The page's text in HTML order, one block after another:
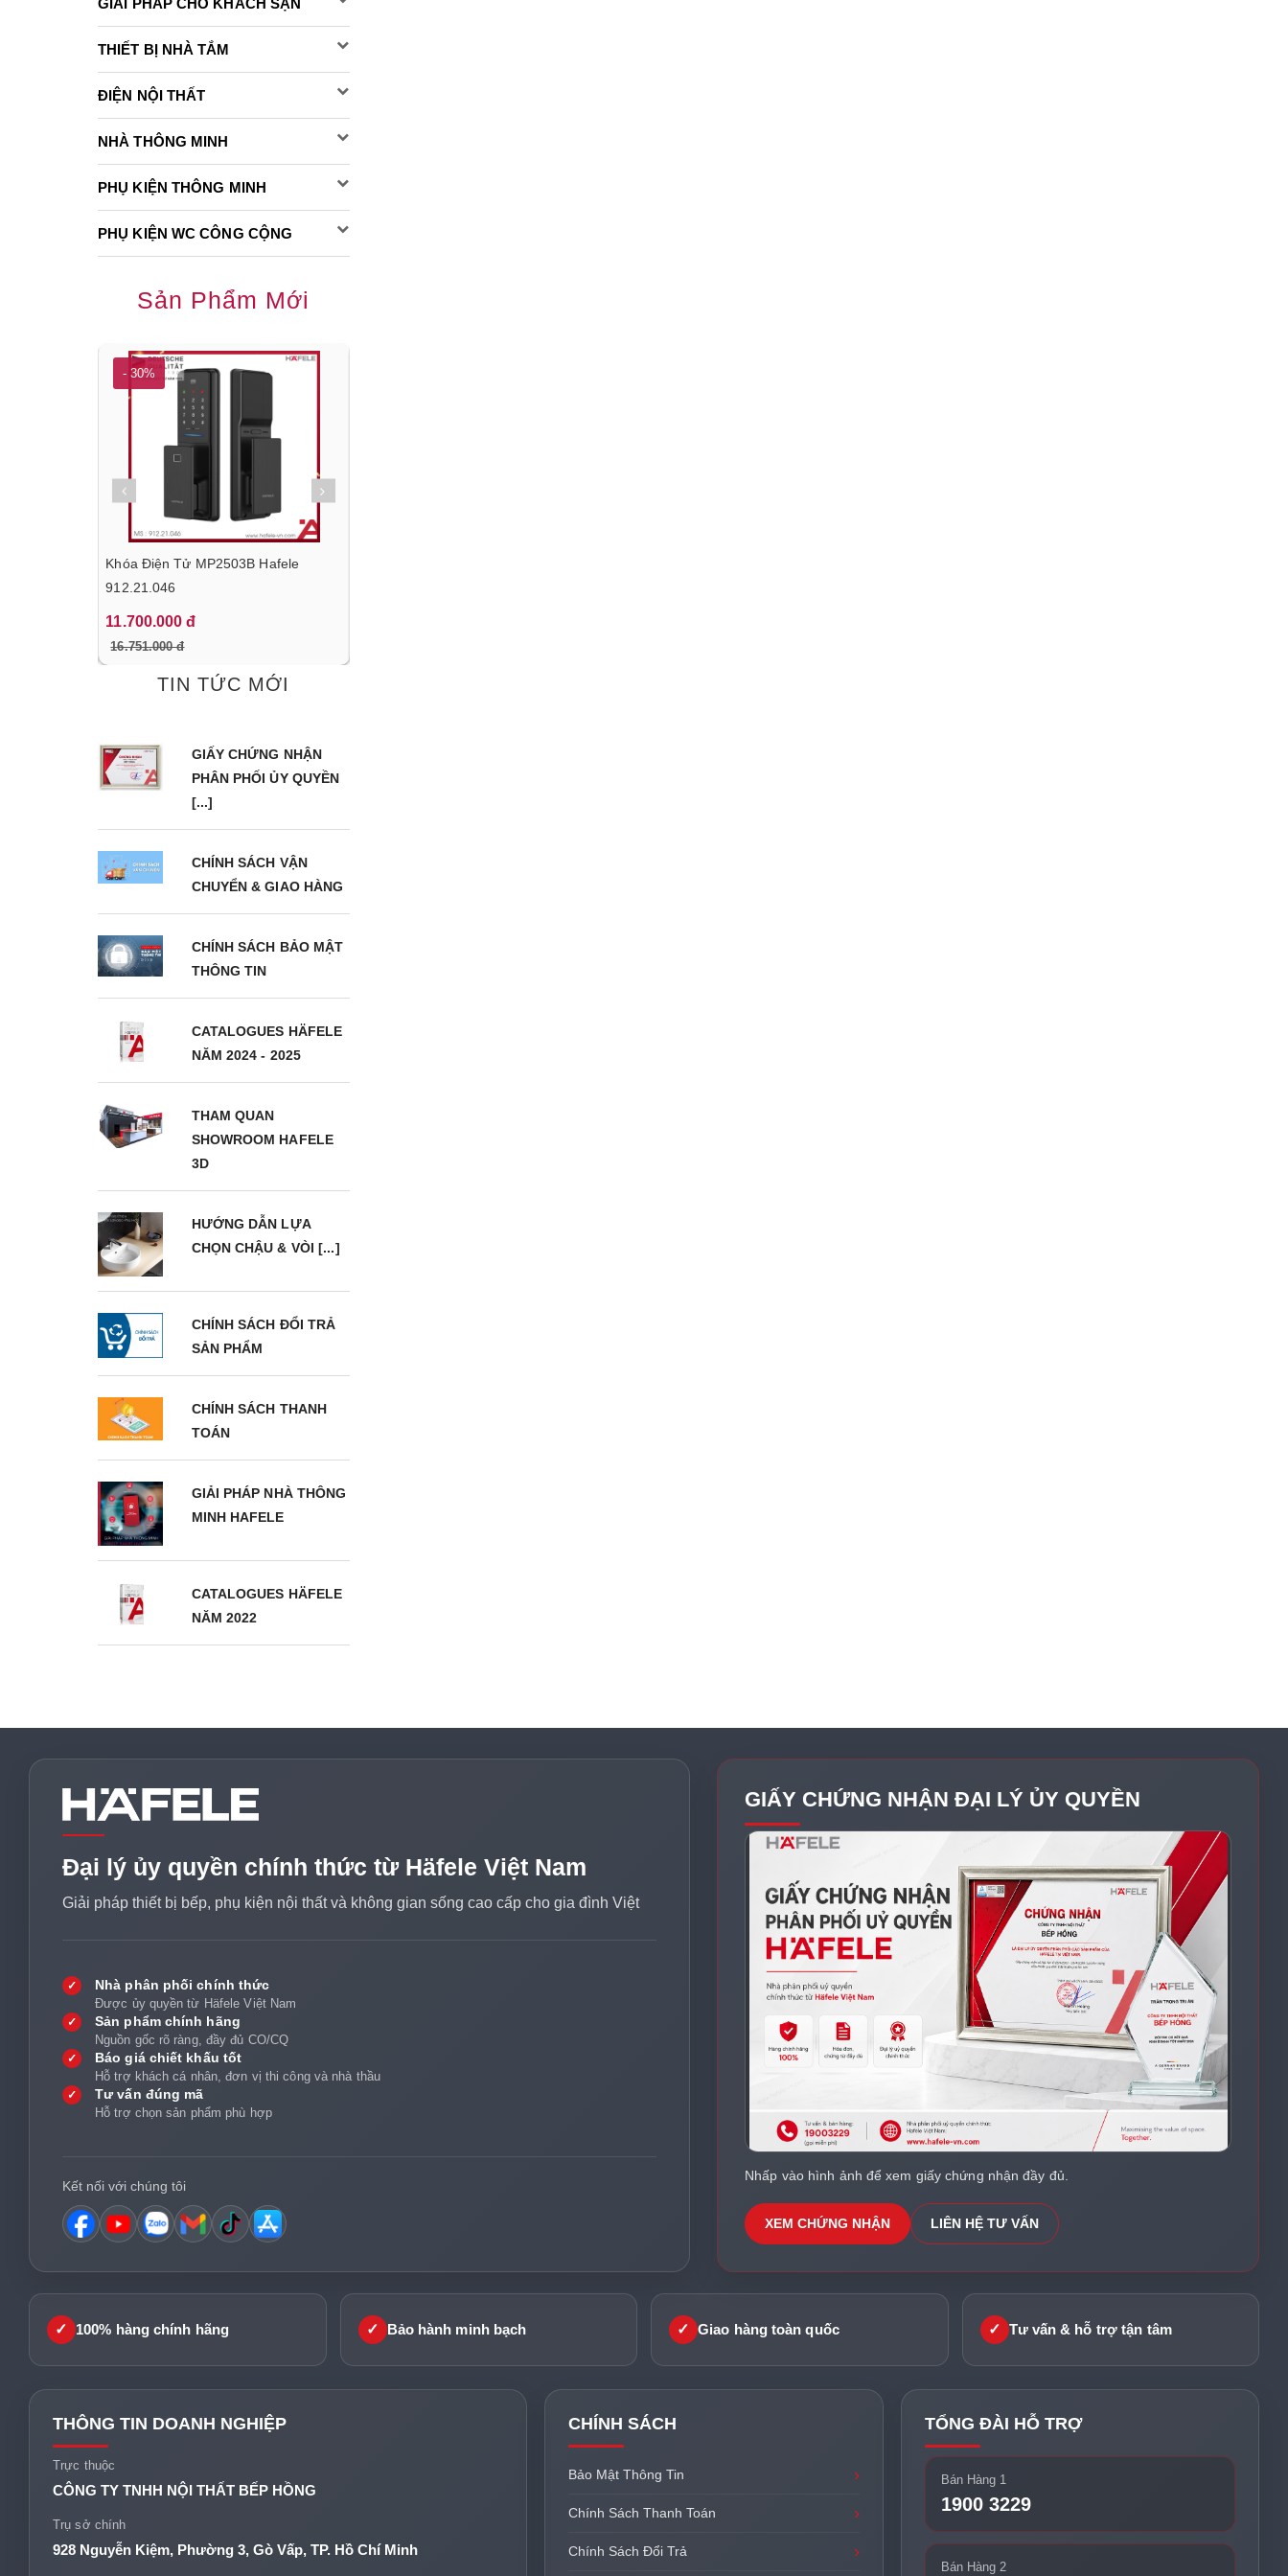
GIẢI PHÁP CHO KHÁCH SẠN
THIẾT BỊ NHÀ TẮM
ĐIỆN NỘI THẤT
NHÀ THÔNG MINH
PHỤ KIỆN THÔNG MINH
PHỤ KIỆN WC CÔNG CỘNG
Sản Phẩm Mới
- 30%
Khóa Điện Tử MP2503B Hafele
912.21.046
11.700.000 đ
16.751.000 đ
TIN TỨC MỚI
GIẤY CHỨNG NHẬN
PHÂN PHỐI ỦY QUYỀN
[...]
CHÍNH SÁCH VẬN
CHUYỂN & GIAO HÀNG
CHÍNH SÁCH BẢO MẬT
THÔNG TIN
CATALOGUES HÄFELE
NĂM 2024 - 2025
THAM QUAN
SHOWROOM HAFELE
3D
HƯỚNG DẪN LỰA
CHỌN CHẬU & VÒI [...]
CHÍNH SÁCH ĐỔI TRẢ
SẢN PHẨM
CHÍNH SÁCH THANH
TOÁN
GIẢI PHÁP NHÀ THÔNG
MINH HAFELE
CATALOGUES HÄFELE
NĂM 2022
Đại lý ủy quyền chính thức từ Häfele Việt Nam
Giải pháp thiết bị bếp, phụ kiện nội thất và không gian sống cao cấp cho gia đình Việt
✓ Nhà phân phối chính thức
Được ủy quyền từ Häfele Việt Nam
✓ Sản phẩm chính hãng
Nguồn gốc rõ ràng, đầy đủ CO/CQ
✓ Báo giá chiết khấu tốt
Hỗ trợ khách cá nhân, đơn vị thi công và nhà thầu
✓ Tư vấn đúng mã
Hỗ trợ chọn sản phẩm phù hợp
Kết nối với chúng tôi
GIẤY CHỨNG NHẬN ĐẠI LÝ ỦY QUYỀN
Nhấp vào hình ảnh để xem giấy chứng nhận đầy đủ.
XEM CHỨNG NHẬN LIÊN HỆ TƯ VẤN
✓ 100% hàng chính hãng ✓ Bảo hành minh bạch ✓ Giao hàng toàn quốc ✓ Tư vấn & hỗ trợ tận tâm
THÔNG TIN DOANH NGHIỆP
Trực thuộc
CÔNG TY TNHH NỘI THẤT BẾP HỒNG
Trụ sở chính
928 Nguyễn Kiệm, Phường 3, Gò Vấp, TP. Hồ Chí Minh
CHÍNH SÁCH
Bảo Mật Thông Tin
Chính Sách Thanh Toán
Chính Sách Đổi Trả
TỔNG ĐÀI HỖ TRỢ
Bán Hàng 1
1900 3229
Bán Hàng 2